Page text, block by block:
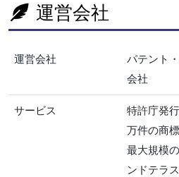
運営会社
運営会社
パテント
会社
サービス
特許庁発
万件の商
最大規模
ンドテラ